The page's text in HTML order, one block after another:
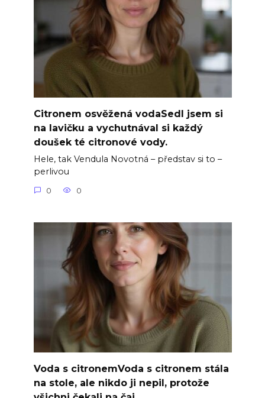
Citronem osvěžená vodaSedl jsem si
na lavičku a vychutnával si každý
doušek té citronové vody.
Hele, tak Vendula Novotná – představ si to –
perlivou
0 0
Voda s citronemVoda s citronem stála
na stole, ale nikdo ji nepil, protože